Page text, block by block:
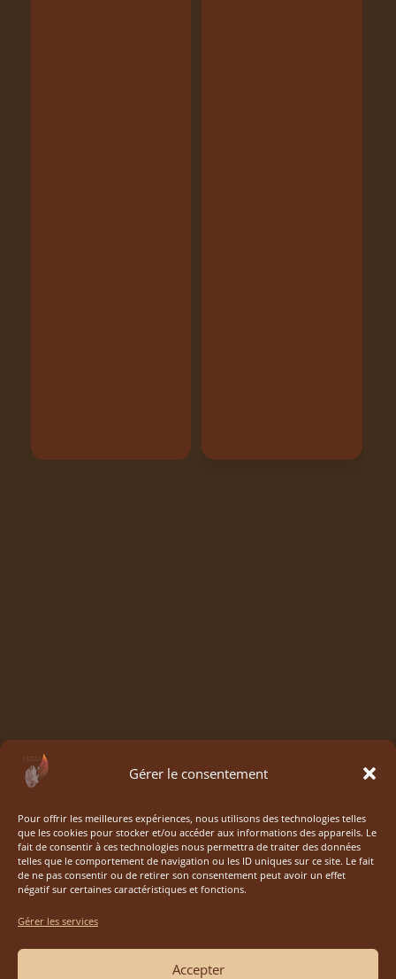
Gérer le consentement
Pour offrir les meilleures expériences, nous utilisons des technologies telles
que les cookies pour stocker et/ou accéder aux informations des appareils. Le
fait de consentir à ces technologies nous permettra de traiter des données
telles que le comportement de navigation ou les ID uniques sur ce site. Le fait
de ne pas consentir ou de retirer son consentement peut avoir un effet
négatif sur certaines caractéristiques et fonctions.
Gérer les services
Accepter
CHÈQUES
VACANCES
CHÈQUE NON-